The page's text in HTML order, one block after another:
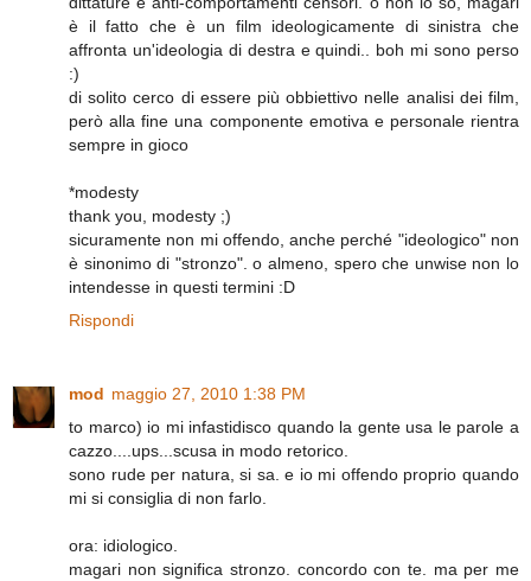
è il fatto che è un film ideologicamente di sinistra che
affronta un'ideologia di destra e quindi.. boh mi sono perso
:)
di solito cerco di essere più obbiettivo nelle analisi dei film,
però alla fine una componente emotiva e personale rientra
sempre in gioco
*modesty
thank you, modesty ;)
sicuramente non mi offendo, anche perché "ideologico" non
è sinonimo di "stronzo". o almeno, spero che unwise non lo
intendesse in questi termini :D
Rispondi
mod maggio 27, 2010 1:38 PM
to marco) io mi infastidisco quando la gente usa le parole a
cazzo....ups...scusa in modo retorico.
sono rude per natura, si sa. e io mi offendo proprio quando
mi si consiglia di non farlo.
ora: idiologico.
magari non significa stronzo. concordo con te. ma per me